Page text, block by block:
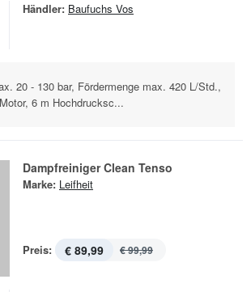
Händler: Baufuchs Vos
20 - 130 bar, Fördermenge max. 420 L/Std.,
6 m Hochdrucksc...
Dampfreiniger Clean Tenso
Marke: Leifheit
Preis: € 89,99 € 99,99